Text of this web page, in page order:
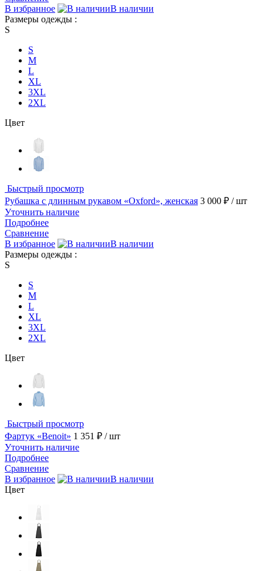
В избранное
В наличии
Размеры одежды :
S
S
M
L
XL
3XL
2XL
Цвет
Быстрый просмотр
Рубашка с длинным рукавом «Oxford», женская 3 000 ₽ / шт
Уточнить наличие
Подробнее
Сравнение
В избранное
В наличии
Размеры одежды :
S
S
M
L
XL
3XL
2XL
Цвет
Быстрый просмотр
Фартук «Benoit» 1 351 ₽ / шт
Уточнить наличие
Подробнее
Сравнение
В избранное
В наличии
Цвет